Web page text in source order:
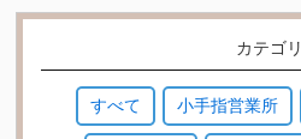
カテゴリ
すべて 小手指営業所